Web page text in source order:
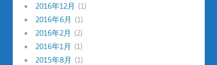
2016年12月 (1)
2016年6月 (1)
2016年2月 (2)
2016年1月 (1)
2015年8月 (1)